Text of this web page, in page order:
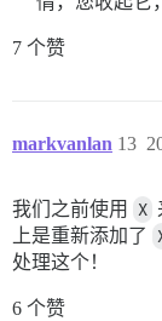
7 个赞
markvanlan 13
我们之前使用 X
上是重新添加了
处理这个！
6 个赞